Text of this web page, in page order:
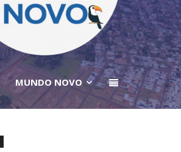
MUNDO NOVO